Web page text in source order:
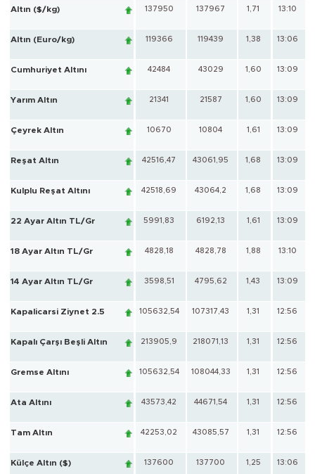
Altın ($/kg) 137950 137967 1,71 13:10
Altın (Euro/kg) 119366 119439 1,38 13:06
Cumhuriyet Altını 42484 43029 1,60 13:09
Yarım Altın 21341 21587 1,60 13:09
Çeyrek Altın 10670 10804 1,61 13:09
Reşat Altın 42516,47 43061,95 1,68 13:09
Kulplu Reşat Altını 42518,69 43064,2 1,68 13:09
22 Ayar Altın TL/Gr 5991,83 6192,13 1,61 13:09
18 Ayar Altın TL/Gr 4828,18 4828,78 1,88 13:10
14 Ayar Altın TL/Gr 3598,51 4795,62 1,43 13:09
Kapalicarsi Ziynet 2.5 105632,54 107317,43 1,31 12:56
Kapalı Çarşı Beşli Altın 213905,9 218071,13 1,31 12:56
Gremse Altını 105632,54 108044,33 1,31 12:56
Ata Altını 43573,42 44671,54 1,31 12:56
Tam Altın 42253,02 43085,57 1,31 12:56
Külçe Altın ($) 137600 137700 1,25 13:06